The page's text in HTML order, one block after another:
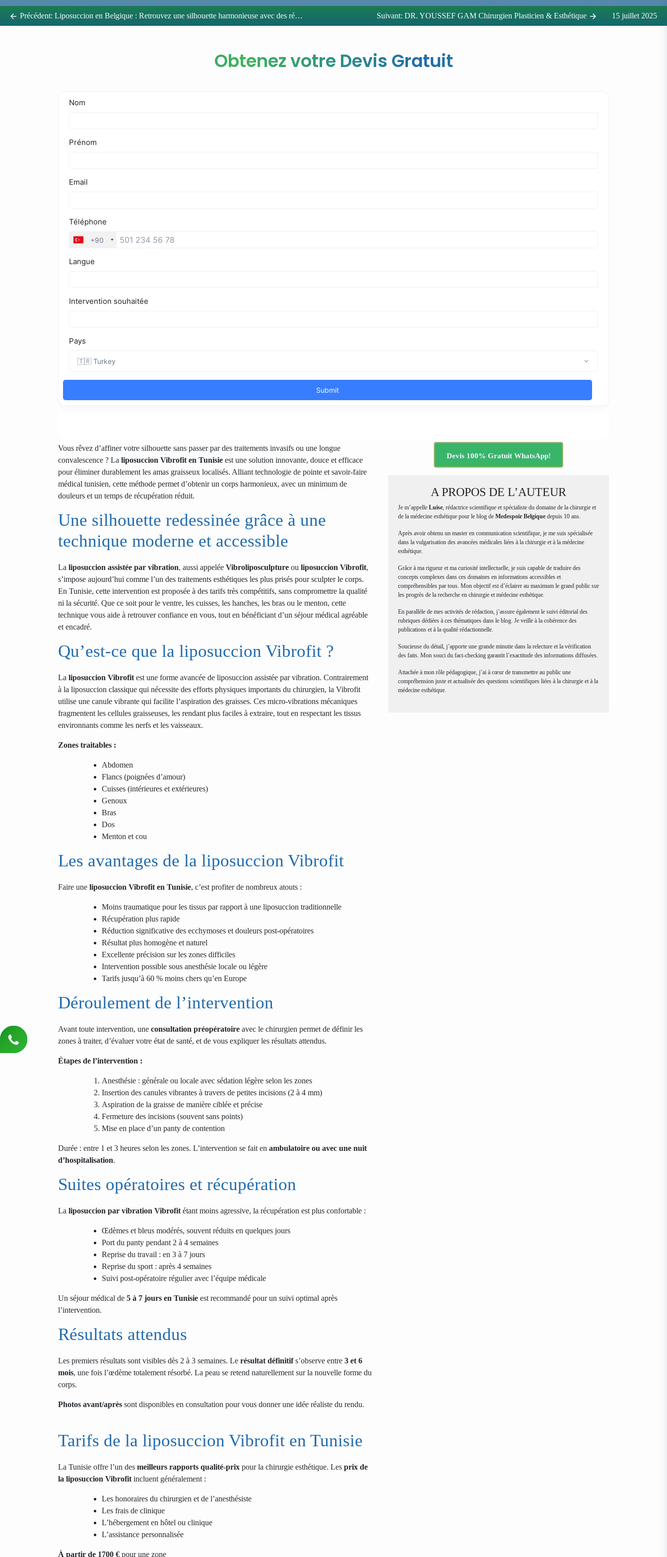
15 juillet 2025
Précédent: Liposuccion en Belgique : Retrouvez une silhouette harmonieuse avec des résultats visibles avant/après Suivant: DR. YOUSSEF GAM Chirurgien Plasticien & Esthétique
Obtenez votre Devis Gratuit
Vous rêvez d’affiner votre silhouette sans passer par des traitements invasifs ou une longue
convalescence ? La liposuccion Vibrofit en Tunisie est une solution innovante, douce et efficace
pour éliminer durablement les amas graisseux localisés. Alliant technologie de pointe et savoir-faire
médical tunisien, cette méthode permet d’obtenir un corps harmonieux, avec un minimum de
douleurs et un temps de récupération réduit.
Une silhouette redessinée grâce à une
technique moderne et accessible
La liposuccion assistée par vibration, aussi appelée Vibroliposculpture ou liposuccion Vibrofit,
s’impose aujourd’hui comme l’un des traitements esthétiques les plus prisés pour sculpter le corps.
En Tunisie, cette intervention est proposée à des tarifs très compétitifs, sans compromettre la qualité
ni la sécurité. Que ce soit pour le ventre, les cuisses, les hanches, les bras ou le menton, cette
technique vous aide à retrouver confiance en vous, tout en bénéficiant d’un séjour médical agréable
et encadré.
Qu’est-ce que la liposuccion Vibrofit ?
La liposuccion Vibrofit est une forme avancée de liposuccion assistée par vibration. Contrairement
à la liposuccion classique qui nécessite des efforts physiques importants du chirurgien, la Vibrofit
utilise une canule vibrante qui facilite l’aspiration des graisses. Ces micro-vibrations mécaniques
fragmentent les cellules graisseuses, les rendant plus faciles à extraire, tout en respectant les tissus
environnants comme les nerfs et les vaisseaux.
Zones traitables :
Abdomen
Flancs (poignées d’amour)
Cuisses (intérieures et extérieures)
Genoux
Bras
Dos
Menton et cou
Les avantages de la liposuccion Vibrofit
Faire une liposuccion Vibrofit en Tunisie, c’est profiter de nombreux atouts :
Moins traumatique pour les tissus par rapport à une liposuccion traditionnelle
Récupération plus rapide
Réduction significative des ecchymoses et douleurs post-opératoires
Résultat plus homogène et naturel
Excellente précision sur les zones difficiles
Intervention possible sous anesthésie locale ou légère
Tarifs jusqu’à 60 % moins chers qu’en Europe
Déroulement de l’intervention
Avant toute intervention, une consultation préopératoire avec le chirurgien permet de définir les
zones à traiter, d’évaluer votre état de santé, et de vous expliquer les résultats attendus.
Étapes de l’intervention :
Anesthésie : générale ou locale avec sédation légère selon les zones
Insertion des canules vibrantes à travers de petites incisions (2 à 4 mm)
Aspiration de la graisse de manière ciblée et précise
Fermeture des incisions (souvent sans points)
Mise en place d’un panty de contention
Durée : entre 1 et 3 heures selon les zones. L’intervention se fait en ambulatoire ou avec une nuit
d’hospitalisation.
Suites opératoires et récupération
La liposuccion par vibration Vibrofit étant moins agressive, la récupération est plus confortable :
Œdèmes et bleus modérés, souvent réduits en quelques jours
Port du panty pendant 2 à 4 semaines
Reprise du travail : en 3 à 7 jours
Reprise du sport : après 4 semaines
Suivi post-opératoire régulier avec l’équipe médicale
Un séjour médical de 5 à 7 jours en Tunisie est recommandé pour un suivi optimal après
l’intervention.
Résultats attendus
Les premiers résultats sont visibles dès 2 à 3 semaines. Le résultat définitifs’observe entre 3 et 6
mois, une fois l’œdème totalement résorbé. La peau se retend naturellement sur la nouvelle forme du
corps.
Photos avant/après sont disponibles en consultation pour vous donner une idée réaliste du rendu.
Tarifs de la liposuccion Vibrofit en Tunisie
La Tunisie offre l’un des meilleurs rapports qualité-prix pour la chirurgie esthétique. Les prix de
la liposuccion Vibrofit incluent généralement :
Les honoraires du chirurgien et de l’anesthésiste
Les frais de clinique
L’hébergement en hôtel ou clinique
L’assistance personnalisée
À partir de 1700 € pour une zone
Devis 100% Gratuit WhatsApp!
A PROPOS DE L’AUTEUR
Je m’appelle Luise, rédactrice scientifique et spécialiste du domaine de la chirurgie et
de la médecine esthétique pour le blog de Medespoir Belgique depuis 10 ans.
Après avoir obtenu un master en communication scientifique, je me suis spécialisée
dans la vulgarisation des avancées médicales liées à la chirurgie et à la médecine
esthétique.
Grâce à ma rigueur et ma curiosité intellectuelle, je suis capable de traduire des
concepts complexes dans ces domaines en informations accessibles et
compréhensibles par tous. Mon objectif est d’éclairer au maximum le grand public sur
les progrès de la recherche en chirurgie et médecine esthétique.
En parallèle de mes activités de rédaction, j’assure également le suivi éditorial des
rubriques dédiées à ces thématiques dans le blog. Je veille à la cohérence des
publications et à la qualité rédactionnelle.
Soucieuse du détail, j’apporte une grande minutie dans la relecture et la vérification
des faits. Mon souci du fact-checking garantit l’exactitude des informations diffusées.
Attachée à mon rôle pédagogique, j’ai à cœur de transmettre au public une
compréhension juste et actualisée des questions scientifiques liées à la chirurgie et à la
médecine esthétique.